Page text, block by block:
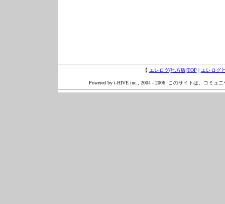
【 エレログ(地方版)TOP | エレログ
Powered by i-HIVE inc., 2004 - 2006. このサイトは、コミュ